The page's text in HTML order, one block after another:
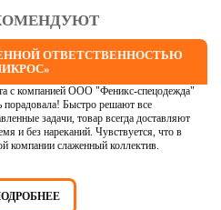
ОТВЕТСТВЕННОСТЬЮ
с компанией ООО "Феникс-спецодежда"
порадовала! Быстро решают все
задачи, товар всегда доставляют
и без нареканий. Чувствуется, что в
компании слаженный коллектив.